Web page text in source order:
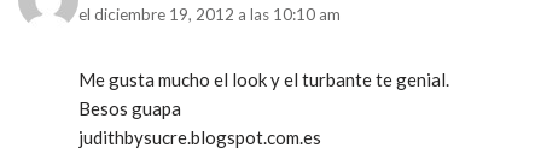
el diciembre 19, 2012 a las 10:10 am
Me gusta mucho el look y el turbante te genial.
Besos guapa
judithbysucre.blogspot.com.es